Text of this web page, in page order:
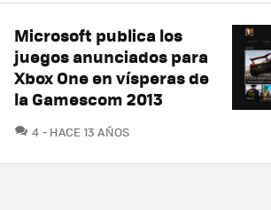
Microsoft publica los
juegos anunciados para
Xbox One en vísperas de
la Gamescom 2013
4 COMENTARIOS
HACE 13 AÑOS